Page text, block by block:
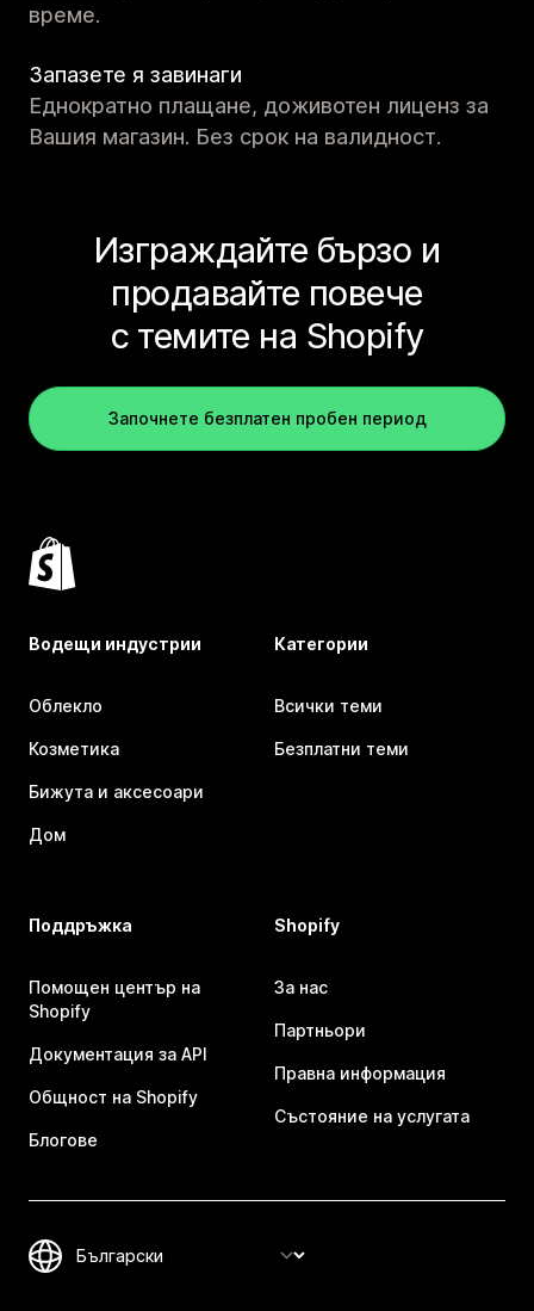
време.
Запазете я завинаги
Еднократно плащане, доживотен лиценз за
Вашия магазин. Без срок на валидност.
Изграждайте бързо и
продавайте повече
с темите на Shopify
Започнете безплатен пробен период
Водещи индустрии
Облекло
Козметика
Бижута и аксесоари
Дом
Категории
Всички теми
Безплатни теми
Поддръжка
Помощен център на
Shopify
Документация за API
Общност на Shopify
Блогове
Shopify
За нас
Партньори
Правна информация
Състояние на услугата